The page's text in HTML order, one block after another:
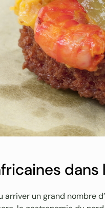
dans
arriver un grand